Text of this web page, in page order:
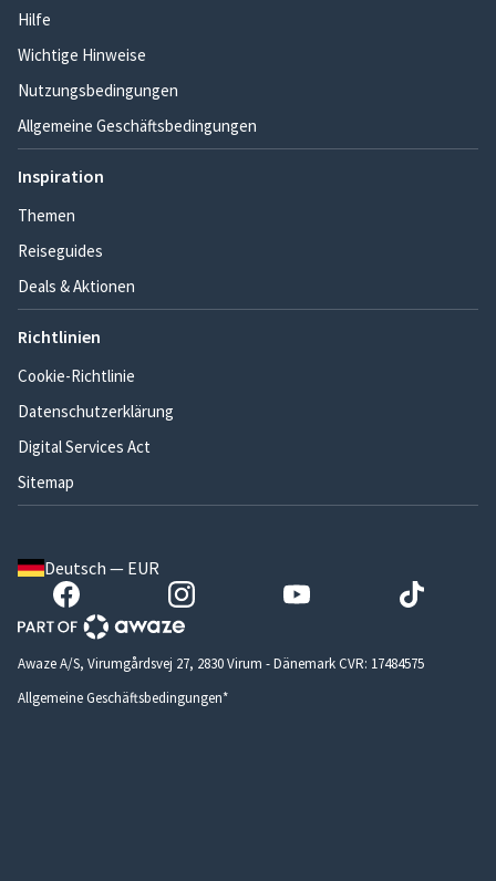
Hilfe
Wichtige Hinweise
Nutzungsbedingungen
Allgemeine Geschäftsbedingungen
Inspiration
Themen
Reiseguides
Deals & Aktionen
Richtlinien
Cookie-Richtlinie
Datenschutzerklärung
Digital Services Act
Sitemap
Deutsch — EUR
Awaze A/S, Virumgårdsvej 27, 2830 Virum - Dänemark CVR: 17484575
Allgemeine Geschäftsbedingungen*